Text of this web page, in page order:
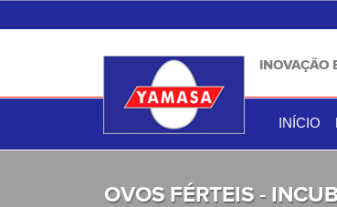
INOVAÇÃO
INÍCIO
OVOS FÉRTEIS -